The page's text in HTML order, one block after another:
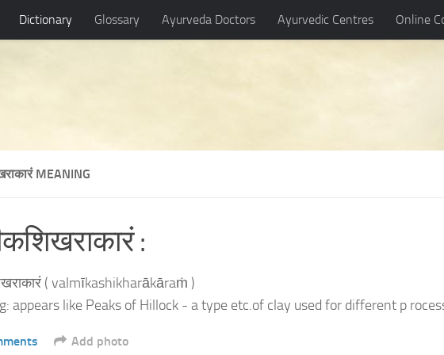
Dictionary Glossary Ayurveda Doctors Ayurvedic Centres Online
MEANING
:
( valmīkashikharākāraṁ )
appears like Peaks of Hillock - a type etc.of clay used for different p
Add photo